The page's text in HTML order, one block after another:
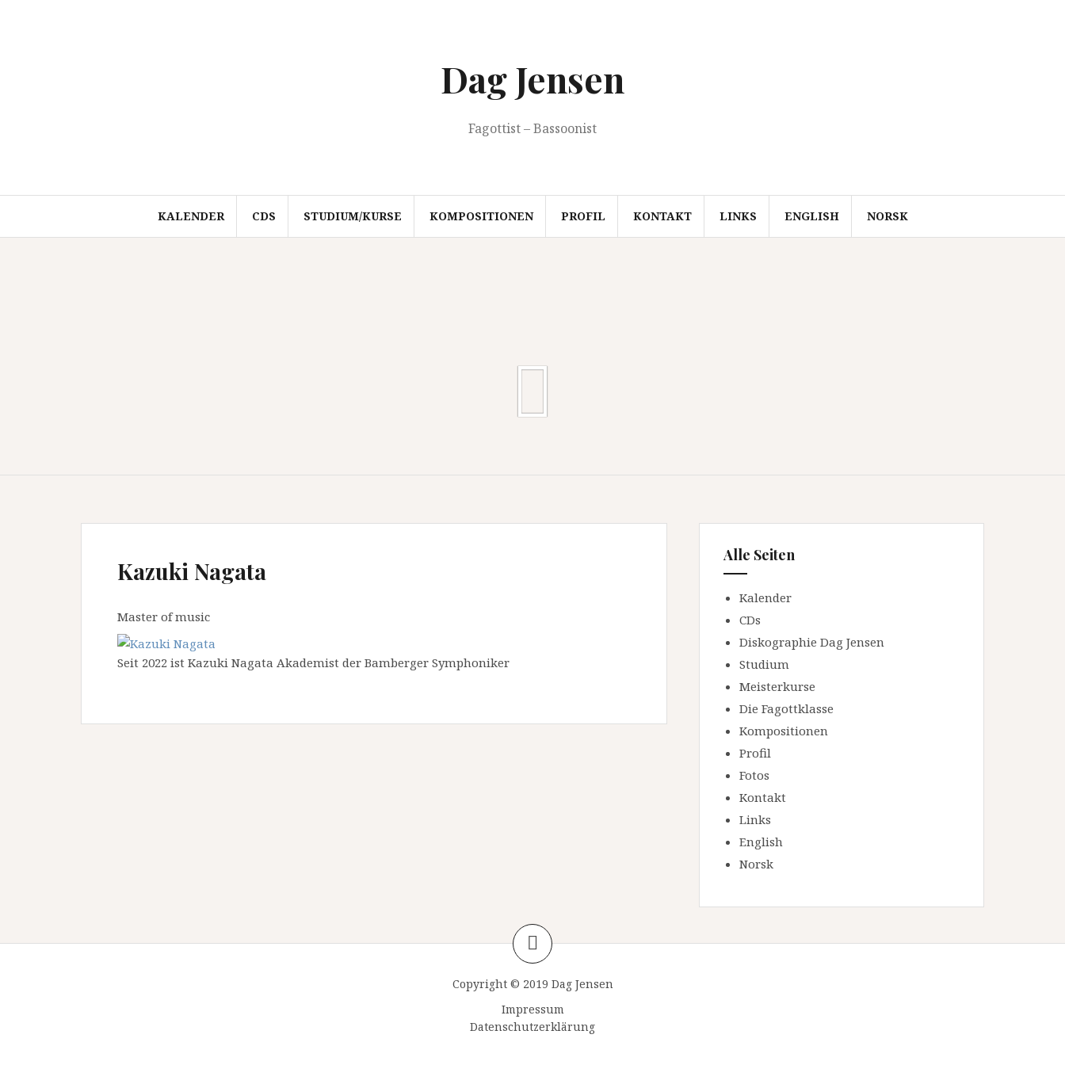
Dag Jensen
Fagottist – Bassoonist
KALENDER CDS STUDIUM/KURSE KOMPOSITIONEN PROFIL KONTAKT LINKS ENGLISH NORSK
Kazuki Nagata
Master of music
Seit 2022 ist Kazuki Nagata Akademist der Bamberger Symphoniker
Alle Seiten
Kalender
CDs
Diskographie Dag Jensen
Studium
Meisterkurse
Die Fagottklasse
Kompositionen
Profil
Fotos
Kontakt
Links
English
Norsk
Copyright © 2019 Dag Jensen
Impressum
Datenschutzerklärung